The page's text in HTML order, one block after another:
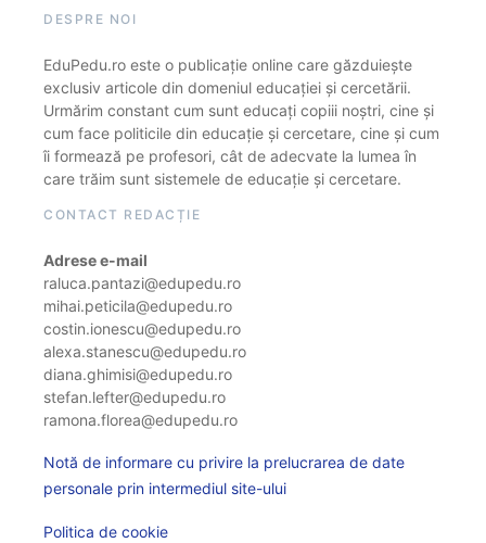
DESPRE NOI
EduPedu.ro este o publicație online care găzduiește
exclusiv articole din domeniul educației și cercetării.
Urmărim constant cum sunt educați copiii noștri, cine și
cum face politicile din educație și cercetare, cine și cum
îi formează pe profesori, cât de adecvate la lumea în
care trăim sunt sistemele de educație și cercetare.
CONTACT REDACȚIE
Adrese e-mail
raluca.pantazi@edupedu.ro
mihai.peticila@edupedu.ro
costin.ionescu@edupedu.ro
alexa.stanescu@edupedu.ro
diana.ghimisi@edupedu.ro
stefan.lefter@edupedu.ro
ramona.florea@edupedu.ro
Notă de informare cu privire la prelucrarea de date
personale prin intermediul site-ului
Politica de cookie